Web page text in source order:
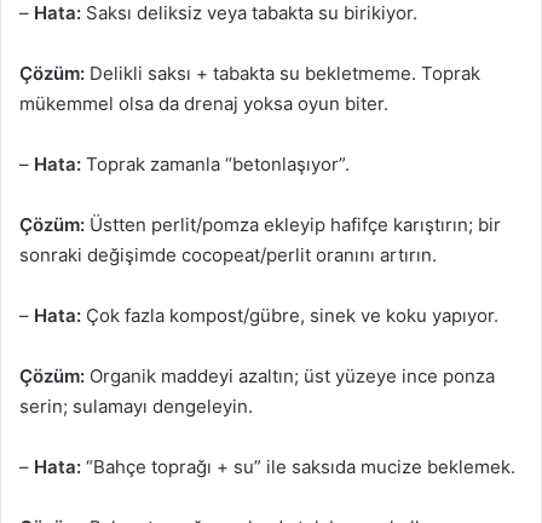
– Hata: Saksı deliksiz veya tabakta su birikiyor.
Çözüm: Delikli saksı + tabakta su bekletmeme. Toprak
mükemmel olsa da drenaj yoksa oyun biter.
– Hata: Toprak zamanla “betonlaşıyor”.
Çözüm: Üstten perlit/pomza ekleyip hafifçe karıştırın; bir
sonraki değişimde cocopeat/perlit oranını artırın.
– Hata: Çok fazla kompost/gübre, sinek ve koku yapıyor.
Çözüm: Organik maddeyi azaltın; üst yüzeye ince ponza
serin; sulamayı dengeleyin.
– Hata: “Bahçe toprağı + su” ile saksıda mucize beklemek.